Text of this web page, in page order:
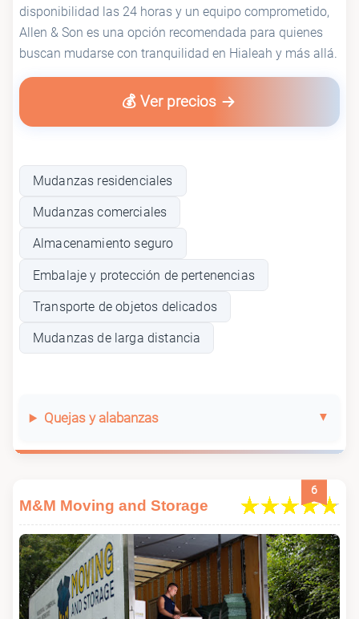
disponibilidad las 24 horas y un equipo comprometido,
Allen & Son es una opción recomendada para quienes
buscan mudarse con tranquilidad en Hialeah y más allá.
💰 Ver precios
Mudanzas residenciales
Mudanzas comerciales
Almacenamiento seguro
Embalaje y protección de pertenencias
Transporte de objetos delicados
Mudanzas de larga distancia
Quejas y alabanzas
6
M&M Moving and Storage